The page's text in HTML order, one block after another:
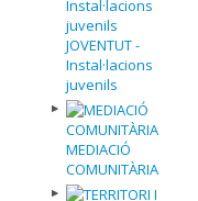
JOVENTUT -
Instal·lacions
juvenils
MEDIACIÓ
COMUNITÀRIA